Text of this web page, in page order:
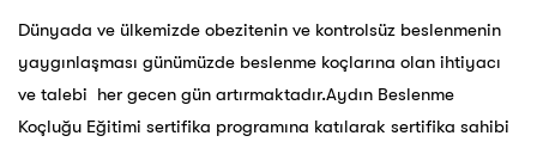
Dünyada ve ülkemizde obezitenin ve kontrolsüz beslenmenin
yaygınlaşması günümüzde beslenme koçlarına olan ihtiyacı
ve talebi her gecen gün artırmaktadır.Aydın Beslenme
Koçluğu Eğitimi sertifika programına katılarak sertifika sahibi